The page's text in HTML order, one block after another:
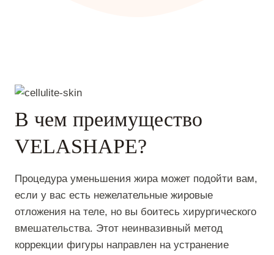
В чем преимущество
VELASHAPE?
Процедура уменьшения жира может подойти вам,
если у вас есть нежелательные жировые
отложения на теле, но вы боитесь хирургического
вмешательства. Этот неинвазивный метод
коррекции фигуры направлен на устранение